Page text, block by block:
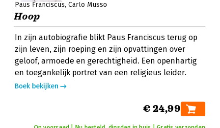
Paus Franciscus Carlo Musso
Hoop
In zijn autobiografie blikt Paus Franciscus terug op
zijn leven, zijn roeping en zijn opvattingen over
geloof, armoede en gerechtigheid. Een openhartig
en toegankelijk portret van een religieus leider.
Boek bekijken
€ 24,99